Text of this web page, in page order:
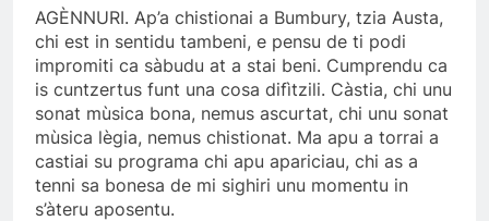
AGÈNNURI. Ap’a chistionai a Bumbury, tzia Austa,
chi est in sentidu tambeni, e pensu de ti podi
impromiti ca sàbudu at a stai beni. Cumprendu ca
is cuntzertus funt una cosa difìtzili. Càstia, chi unu
sonat mùsica bona, nemus ascurtat, chi unu sonat
mùsica lègia, nemus chistionat. Ma apu a torrai a
castiai su programa chi apu apariciau, chi as a
tenni sa bonesa de mi sighiri unu momentu in
s’àteru aposentu.